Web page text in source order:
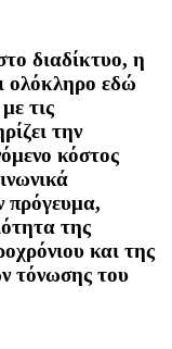
διαδίκτυο, η
ολόκληρο εδώ
τις
την
κόστος
πρόγευμα,
της
και της
τόνωσης του